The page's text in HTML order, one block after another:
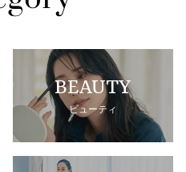
BEAUTY
ビューティ